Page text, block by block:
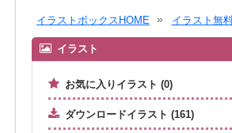
イラストボックスHOME イラスト無
イラスト
お気に入りイラスト (0)
ダウンロードイラスト (161)